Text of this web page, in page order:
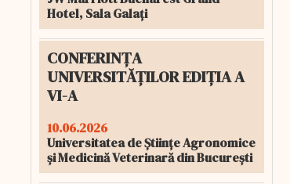
Hotel, Sala Galați
CONFERINȚA
UNIVERSITĂȚILOR EDIȚIA A
VI-A
10.06.2026
Universitatea de Științe Agronomice
și Medicină Veterinară din București